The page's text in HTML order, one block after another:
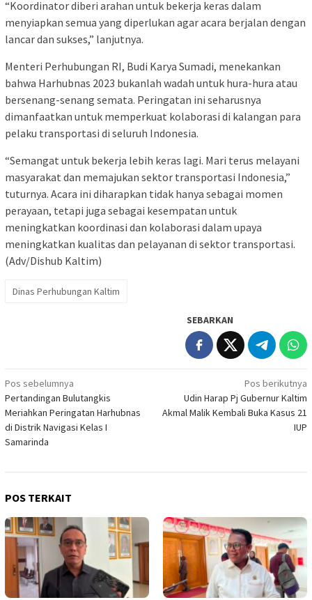
“Koordinator diberi arahan untuk bekerja keras dalam
menyiapkan semua yang diperlukan agar acara berjalan dengan
lancar dan sukses,” lanjutnya.
Menteri Perhubungan RI, Budi Karya Sumadi, menekankan
bahwa Harhubnas 2023 bukanlah wadah untuk hura-hura atau
bersenang-senang semata. Peringatan ini seharusnya
dimanfaatkan untuk memperkuat kolaborasi di kalangan para
pelaku transportasi di seluruh Indonesia.
“Semangat untuk bekerja lebih keras lagi. Mari terus melayani
masyarakat dan memajukan sektor transportasi Indonesia,”
tuturnya. Acara ini diharapkan tidak hanya sebagai momen
perayaan, tetapi juga sebagai kesempatan untuk
meningkatkan koordinasi dan kolaborasi dalam upaya
meningkatkan kualitas dan pelayanan di sektor transportasi.
(Adv/Dishub Kaltim)
Dinas Perhubungan Kaltim
SEBARKAN
Navigasi
pos
Pos sebelumnya
Pertandingan Bulutangkis
Meriahkan Peringatan Harhubnas
di Distrik Navigasi Kelas I
Samarinda
Pos berikutnya
Udin Harap Pj Gubernur Kaltim
Akmal Malik Kembali Buka Kasus 21
IUP
POS TERKAIT